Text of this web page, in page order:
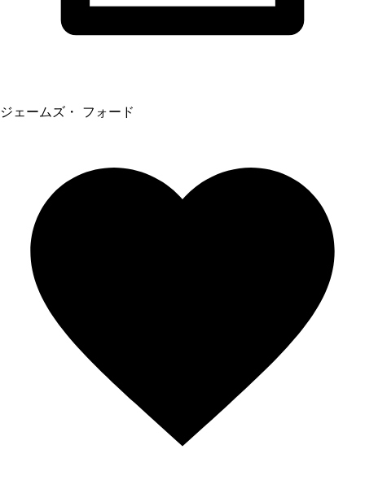
ジェームズ・ フォード